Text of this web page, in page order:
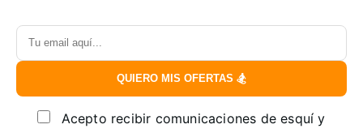
QUIERO MIS OFERTAS 🏂
Acepto recibir comunicaciones de esquí y